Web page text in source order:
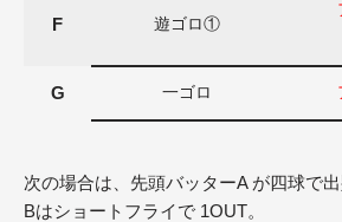
F 遊ゴロ①
G 一ゴロ
次の場合は、先頭バッターA が四球で出
Bはショートフライで 1OUT。